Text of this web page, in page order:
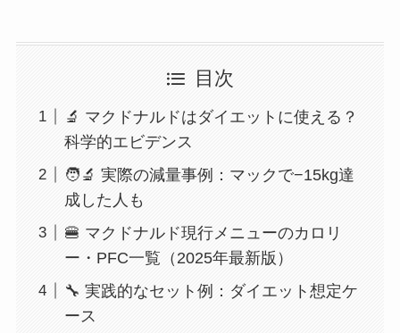
目次
🔬 マクドナルドはダイエットに使える？
科学的エビデンス
🧑‍🔬 実際の減量事例：マックで−15kg達
成した人も
🍔 マクドナルド現行メニューのカロリ
ー・PFC一覧（2025年最新版）
🔧 実践的なセット例：ダイエット想定ケ
ース